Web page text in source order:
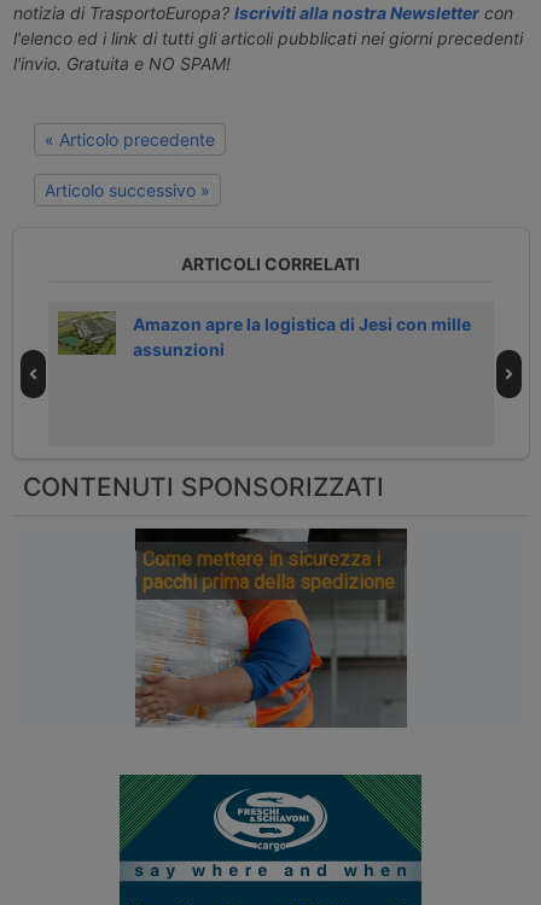
notizia di TrasportoEuropa? Iscriviti alla nostra Newslettercon
l'elenco ed i link di tutti gli articoli pubblicati nei giorni precedenti
l'invio. Gratuita e NO SPAM!
« Articolo precedente
Articolo successivo »
ARTICOLI CORRELATI
Amazon apre la logistica di Jesi con mille
assunzioni
CONTENUTI SPONSORIZZATI
Come mettere in sicurezza i
pacchi prima della spedizione